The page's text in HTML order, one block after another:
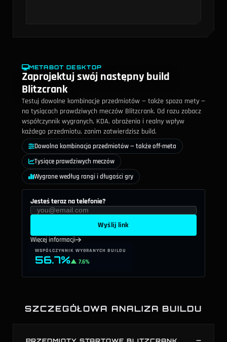
METABOT DESKTOP
Zaprojektuj swój następny build
Blitzcrank
Testuj dowolne kombinacje przedmiotów — także spoza mety —
na tysiącach prawdziwych meczów Blitzcrank. Od razu zobacz
współczynnik wygranych, KDA, obrażenia i realny wpływ
każdego przedmiotu, zanim zatwierdzisz build.
Dowolna kombinacja przedmiotów — także off-meta
Tysiące prawdziwych meczów
Wygrane według rangi i długości gry
Jesteś teraz na telefonie?
Wyślij link
Więcej informacji
WSPÓŁCZYNNIK WYGRANYCH BUILDU
56.7%▲ 7.6%
SZCZEGÓŁOWA ANALIZA BUILDU